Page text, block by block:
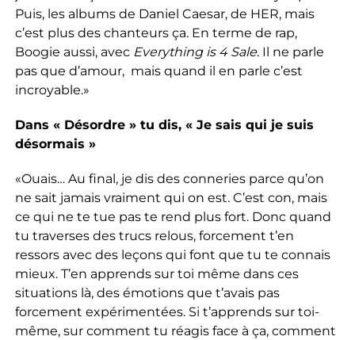
Puis, les albums de Daniel Caesar, de HER, mais
c’est plus des chanteurs ça. En terme de rap,
Boogie aussi, avec Everything is 4 Sale. Il ne parle
pas que d’amour, mais quand il en parle c’est
incroyable.»
Dans « Désordre » tu dis, « Je sais qui je suis
désormais »
«Ouais… Au final, je dis des conneries parce qu’on
ne sait jamais vraiment qui on est. C’est con, mais
ce qui ne te tue pas te rend plus fort. Donc quand
tu traverses des trucs relous, forcement t’en
ressors avec des leçons qui font que tu te connais
mieux. T’en apprends sur toi même dans ces
situations là, des émotions que t’avais pas
forcement expérimentées. Si t’apprends sur toi-
même, sur comment tu réagis face à ça, comment